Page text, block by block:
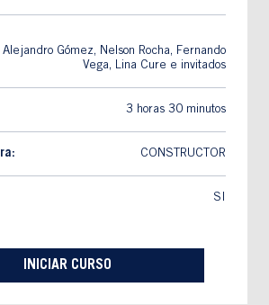
Alejandro Gómez, Nelson Rocha, Fernando
Vega, Lina Cure e invitados
3 horas 30 minutos
CONSTRUCTOR
SI
INICIAR CURSO